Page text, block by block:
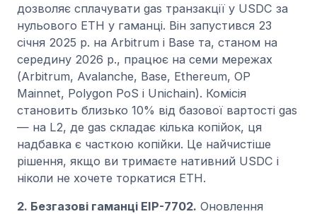
дозволяє сплачувати gas транзакції у USDC за
нульового ETH у гаманці. Він запустився 23
січня 2025 р. на Arbitrum і Base та, станом на
середину 2026 р., працює на семи мережах
(Arbitrum, Avalanche, Base, Ethereum, OP
Mainnet, Polygon PoS і Unichain). Комісія
становить близько 10% від базової вартості gas
— на L2, де gas складає кілька копійок, ця
надбавка є часткою копійки. Це найчистіше
рішення, якщо ви тримаєте нативний USDC і
ніколи не хочете торкатися ETH.
2. Безгазові гаманці EIP-7702. Оновлення